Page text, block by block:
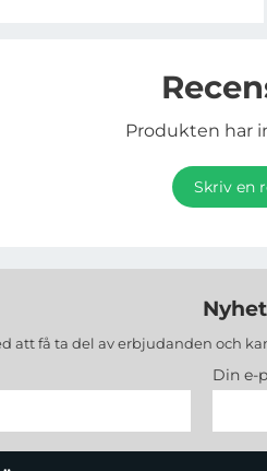
Produkten har
Skriv en
att få ta del av erbjudanden och
Din e-